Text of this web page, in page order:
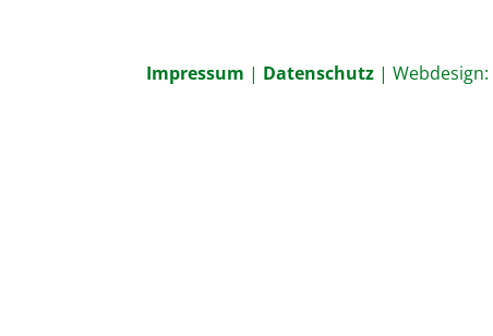
Impressum | Datenschutz | Webdesign: